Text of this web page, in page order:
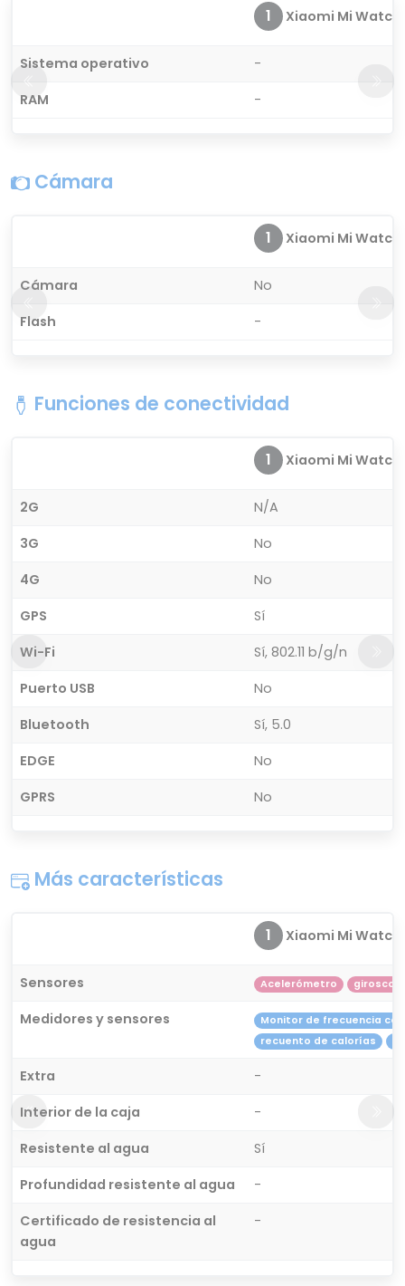
1 Xiaomi Mi Watch
Sistema operativo
-
RAM
-
Cámara
1 Xiaomi Mi Watch
Cámara
No
Flash
-
Funciones de conectividad
1 Xiaomi Mi Watch
2G
N/A
3G
No
4G
No
GPS
Sí
Wi-Fi
Sí, 802.11 b/g/n
Puerto USB
No
Bluetooth
Sí, 5.0
EDGE
No
GPRS
No
Más características
1 Xiaomi Mi Watch
Sensores Acelerómetro
Medidores y sensores
Monitor de frecuencia
recuento de calorías
Extra
-
Interior de la caja
-
Resistente al agua
Sí
Profundidad resistente al agua
-
Certificado de resistencia al
agua
-